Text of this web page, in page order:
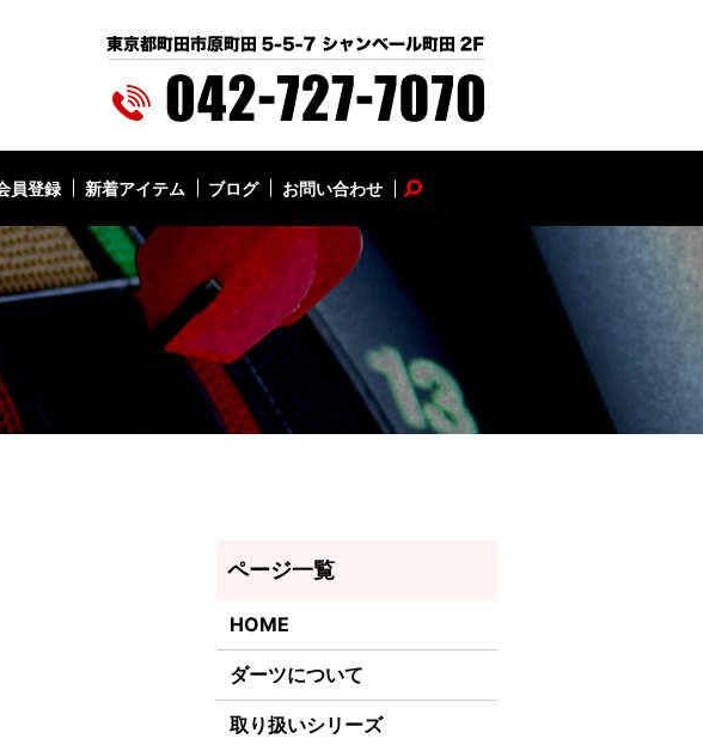
員登録 新着アイテム ブログ お問い合わせ search
HOME
ダーツについて
取り扱いシリーズ